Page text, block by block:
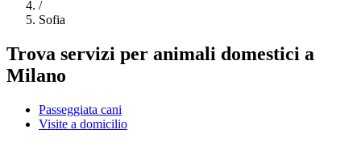
/
Sofia
Trova servizi per animali domestici a
Milano
Passeggiata cani
Visite a domicilio